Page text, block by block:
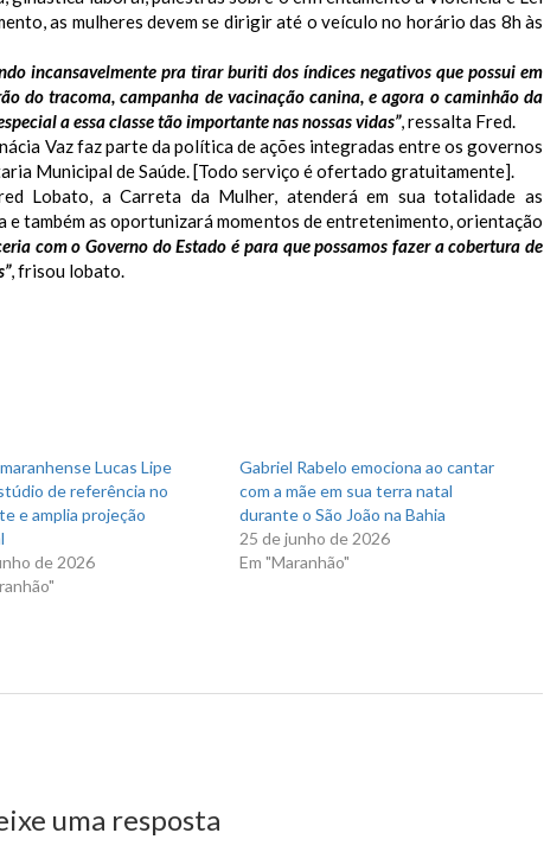
as mulheres devem se dirigir até o veículo no horário das 8h às
incansavelmente pra tirar buriti dos índices negativos que possui em
do tracoma, campanha de vacinação canina, e agora o caminhão da
a essa classe tão importante nas nossas vidas”, ressalta Fred.
Vaz faz parte da política de ações integradas entre os governos
Municipal de Saúde. [Todo serviço é ofertado gratuitamente].
Lobato, a Carreta da Mulher, atenderá em sua totalidade as
e também as oportunizará momentos de entretenimento, orientação
com o Governo do Estado é para que possamos fazer a cobertura de
, frisou lobato.
Lucas Lipe
de referência no
e amplia projeção
de 2026
Gabriel Rabelo emociona ao cantar
com a mãe em sua terra natal
durante o São João na Bahia
25 de junho de 2026
Em "Maranhão"
uma resposta